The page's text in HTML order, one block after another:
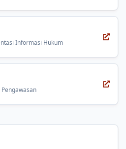
Informasi Hukum